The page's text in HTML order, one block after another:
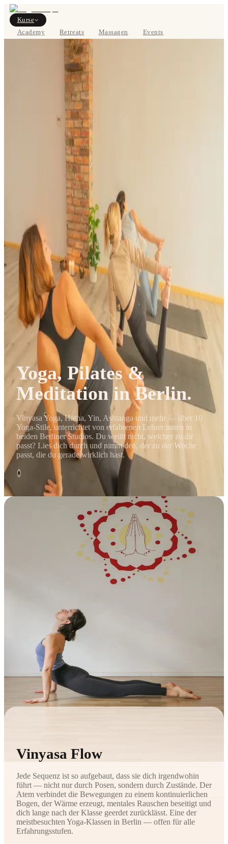
Kurse
Academy
Retreats Massagen
Events
STUNDENPLAN ANSEHEN
Studios
Journal
Gutscheine
Yoga, Pilates &
Meditation in Berlin.
Vinyasa Yoga, Hatha, Yin, Ashtanga und mehr — über 10
Yoga-Stile, unterrichtet von erfahrenen Lehrer:innen in
beiden Berliner Studios. Du weißt nicht, welcher zu dir
passt? Lies dich durch und nimm den, der zu der Woche
passt, die du gerade wirklich hast.
Vinyasa Flow
Jede Sequenz ist so aufgebaut, dass sie dich irgendwohin
führt — nicht nur durch Posen, sondern durch Zustände. Der
Atem verbindet die Bewegungen zu einem kontinuierlichen
Bogen, der Wärme erzeugt, mentales Rauschen beseitigt und
dich lange nach der Klasse geerdet zurücklässt. Eine der
meistbesuchten Yoga-Klassen in Berlin — offen für alle
Erfahrungsstufen.